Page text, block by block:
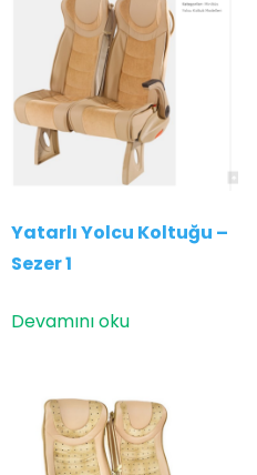
Yatarlı Yolcu Koltuğu –
Sezer 1
Devamını oku